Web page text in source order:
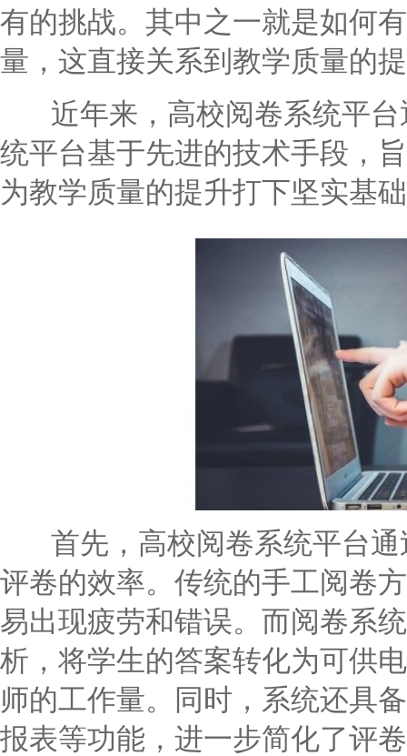
有的挑战。其中之一就是如何
量，这直接关系到教学质量的
近年来，高校阅卷系统平台
统平台基于先进的技术手段，
为教学质量的提升打下坚实基
首先，高校阅卷系统平台通
评卷的效率。传统的手工阅卷
易出现疲劳和错误。而阅卷系
析，将学生的答案转化为可供
师的工作量。同时，系统还具
报表等功能，进一步简化了评